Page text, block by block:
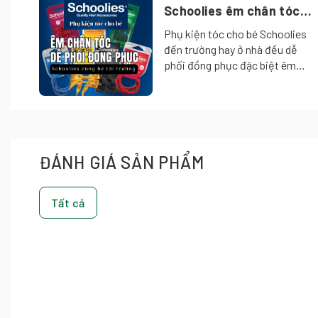
Schoolies êm chân tóc
dễ phối đồng phục tới
trường
Phụ kiện tóc cho bé Schoolies
đến trường hay ở nhà đều dễ
phối đồng phục đặc biệt êm
dễ dàng nhờ thiết kế đồng nhất
ĐÁNH GIÁ SẢN PHẨM
Tất cả